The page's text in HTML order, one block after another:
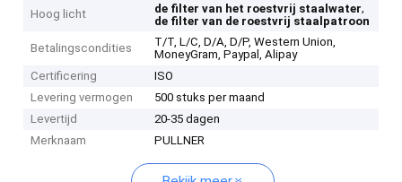
Hoog licht de filter van het roestvrij staalwater,
de filter van de roestvrij staalpatroon
Betalingscondities
T/T, L/C, D/A, D/P, Western Union,
MoneyGram, Paypal, Alipay
Certificering
ISO
Levering vermogen
500 stuks per maand
Levertijd
20-35 dagen
Merknaam
PULLNER